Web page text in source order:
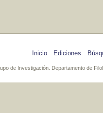
Inicio Ediciones
de Investigación. Departamento de